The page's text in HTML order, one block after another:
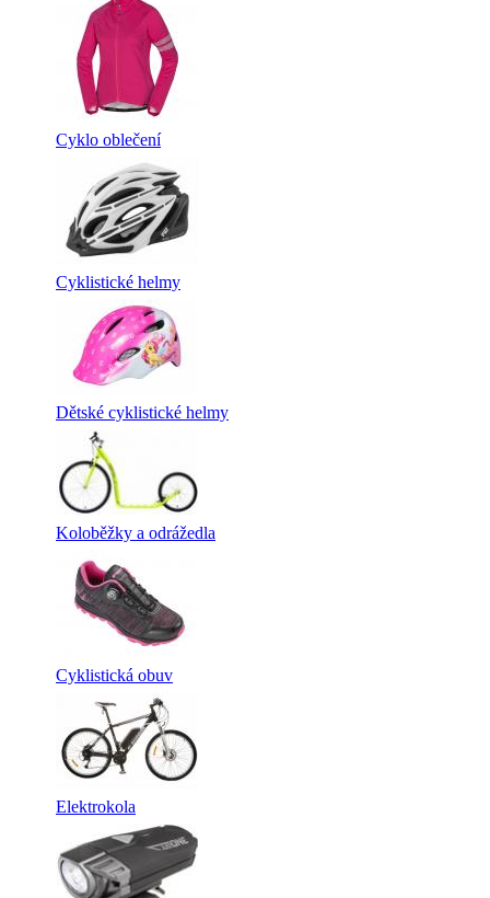
Cyklo oblečení
Cyklistické helmy
Dětské cyklistické helmy
Koloběžky a odrážedla
Cyklistická obuv
Elektrokola